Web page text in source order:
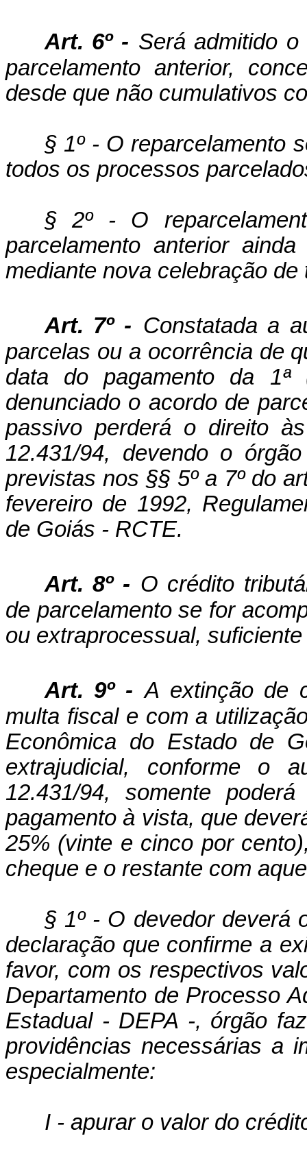
Art. 6º - Será admitido o
parcelamento anterior,
desde que não cumulativos
§ 1º - Oreparcelamento
todos os processos
§ 2º - O
parcelamento anterior
mediante nova celebração de
Art. 7º - Constatada a
parcelas ou a ocorrência de
data do pagamento da 1ª
denunciado o acordo de
passivo perderá o direito
12.431/94, devendo o
previstas nos §§ 5º a 7º do
fevereiro de 1992,
de Goiás - RCTE.
Art. 8º - O crédito
de parcelamento se for
ou extraprocessual,
Art. 9º - A extinção de
multa fiscal e com a
Econômica do Estado de
extrajudicial, conforme o
12.431/94, somente
pagamento à vista, que
25% (vinte e cinco por
cheque e o restante com
§ 1º - O devedor deverá
declaração que confirme a
favor, com os respectivos
Departamento de Processo
Estadual - DEPA -, órgão
providências necessárias a
especialmente:
I - apurar o valor do